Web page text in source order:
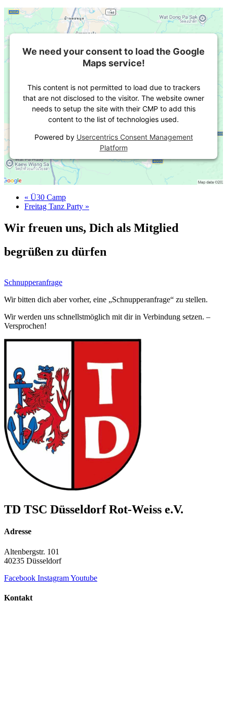
We need your consent to load the Google
Maps service!
This content is not permitted to load due to trackers
that are not disclosed to the visitor. The website owner
needs to setup the site with their CMP to add this
content to the list of technologies used.
Powered by Usercentrics Consent Management
Platform
« Ü30 Camp
Freitag Tanz Party »
Wir freuen uns, Dich als Mitglied
begrüßen zu dürfen
Schnupperanfrage
Wir bitten dich aber vorher, eine „Schnupperanfrage“ zu stellen.
Wir werden uns schnellstmöglich mit dir in Verbindung setzen. –
Versprochen!
TD TSC Düsseldorf Rot-Weiss e.V.
Adresse
Altenbergstr. 101
40235 Düsseldorf
Facebook InstagramYoutube
Kontakt